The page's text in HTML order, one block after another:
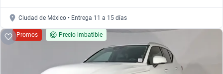
Ciudad de México • Entrega 11 a 15 días
Promos Precio imbatible